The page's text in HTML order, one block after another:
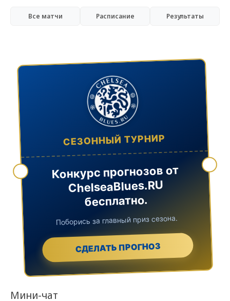
Все матчи Расписание Результаты
СЕЗОННЫЙ ТУРНИР
Конкурс прогнозов от
ChelseaBlues.RU
бесплатно.
Поборись за главный приз сезона.
СДЕЛАТЬ ПРОГНОЗ
Мини-чат